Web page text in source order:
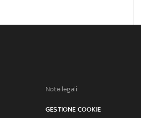
Note legali:
GESTIONE COOKIE